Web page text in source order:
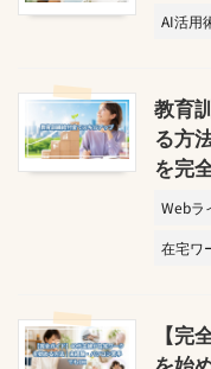
AI活用
教育
る方
を完
Webラ
在宅ワ
【完